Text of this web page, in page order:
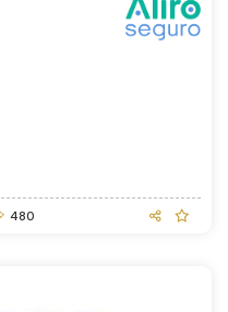
480